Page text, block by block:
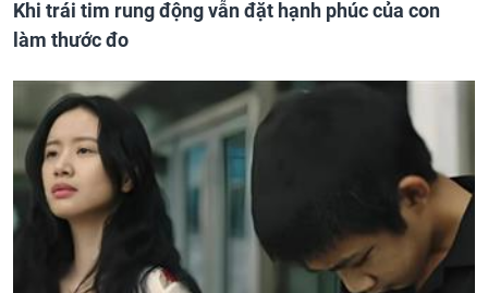
Khi trái tim rung động vẫn đặt hạnh phúc của con
làm thước đo